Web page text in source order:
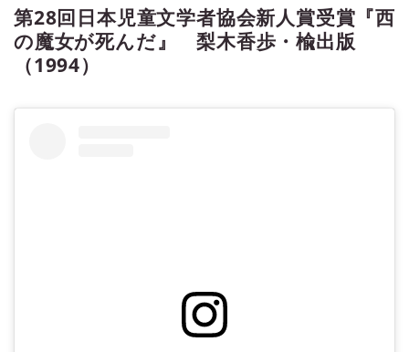
第28回日本児童文学者協会新人賞受賞『西
の魔女が死んだ』 梨木香歩・楡出版
（1994）